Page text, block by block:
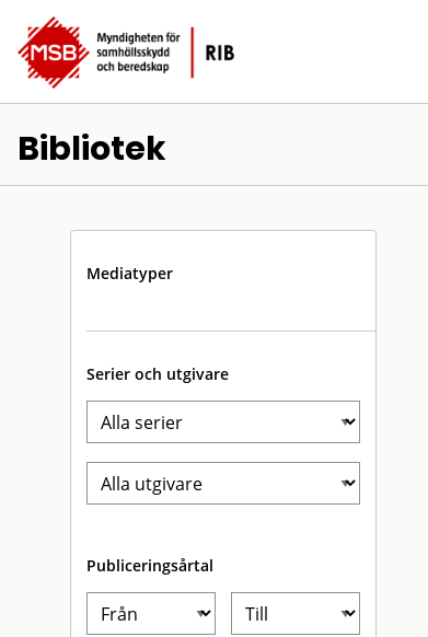
Bibliotek
Mediatyper
Serier och utgivare
Publiceringsårtal